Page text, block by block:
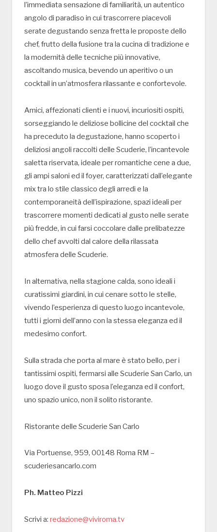
l’immediata sensazione di familiarità, un autentico
angolo di paradiso in cui trascorrere piacevoli
serate degustando senza fretta le proposte dello
chef, frutto della fusione tra la cucina di tradizione e
la modernità delle tecniche più innovative,
ascoltando musica, bevendo un aperitivo o un
cocktail in un’atmosfera rilassante e confortevole.
Amici, affezionati clienti e i nuovi, incuriositi ospiti,
sorseggiando le deliziose bollicine del cocktail che
ha preceduto la degustazione, hanno scoperto i
deliziosi angoli raccolti delle Scuderie, l’incantevole
saletta riservata, ideale per romantiche cene a due,
gli ampi saloni ed il foyer, caratterizzati dall’elegante
mix tra lo stile classico degli arredi e la
contemporaneità dell’ispirazione, spazi ideali per
trascorrere momenti dedicati al gusto nelle serate
più fredde, in cui farsi coccolare dalle prelibatezze
dello chef avvolti dal calore della rilassata
atmosfera delle Scuderie.
In alternativa, nella stagione calda, sono ideali i
curatissimi giardini, in cui cenare sotto le stelle,
vivendo l’esperienza di questo luogo incantevole,
tutti i giorni dell’anno con la stessa eleganza ed il
medesimo confort.
Sulla strada che porta al mare è stato bello, per i
tantissimi ospiti, fermarsi alle Scuderie San Carlo, un
luogo dove il gusto sposa l’eleganza ed il confort,
uno spazio unico, non il solito ristorante.
Ristorante delle Scuderie San Carlo
Via Portuense, 959, 00148 Roma RM –
scuderiesancarlo.com
Ph. Matteo Pizzi
Scrivi a: redazione@viviroma.tv